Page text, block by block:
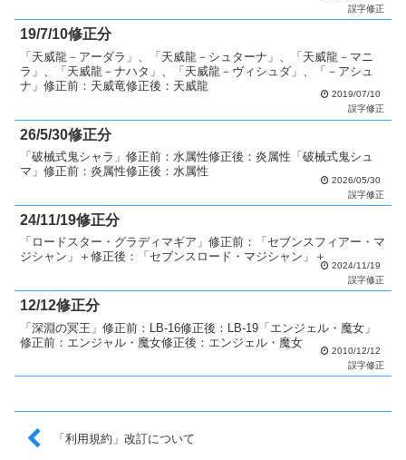
誤字修正
19/7/10修正分
「天威龍－アーダラ」、「天威龍－シュターナ」、「天威龍－マニ
ラ」、「天威龍－ナハタ」、「天威龍－ヴィシュダ」、「－アシュ
ナ」修正前：天威竜修正後：天威龍
2019/07/10
誤字修正
26/5/30修正分
「破械式鬼シャラ」修正前：水属性修正後：炎属性「破械式鬼シュ
マ」修正前：炎属性修正後：水属性
2026/05/30
誤字修正
24/11/19修正分
「ロードスター・グラディマギア」修正前：「セブンスフィアー・マ
ジシャン」＋修正後：「セブンスロード・マジシャン」＋
2024/11/19
誤字修正
12/12修正分
「深淵の冥王」修正前：LB-16修正後：LB-19「エンジェル・魔女」
修正前：エンジャル・魔女修正後：エンジェル・魔女
2010/12/12
誤字修正
「利用規約」改訂について